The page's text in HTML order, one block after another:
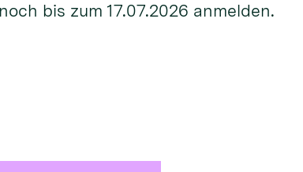
bis zum 17.07.2026 anmelden.